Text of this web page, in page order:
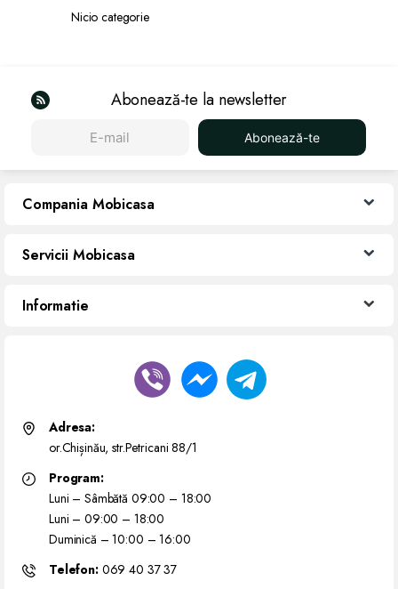
Nicio categorie
Abonează-te la newsletter
Abonează-te
Compania Mobicasa
Servicii Mobicasa
Informatie
Adresa:
or.Chișinău, str.Petricani 88/1
Program:
Luni – Sâmbătă 09:00 – 18:00
Luni – 09:00 – 18:00
Duminică – 10:00 – 16:00
Telefon: 069 40 37 37